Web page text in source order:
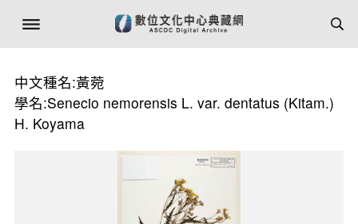
中文種名:黃菀
學名:Senecio nemorensis L. var. dentatus (Kitam.)
H. Koyama